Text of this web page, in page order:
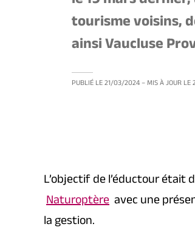
tourisme voisins,
ainsi Vaucluse
PUBLIÉ LE21/03/2024 – MIS À JOUR LE
L’objectif de l’éductour
Naturoptère avec une
la gestion.